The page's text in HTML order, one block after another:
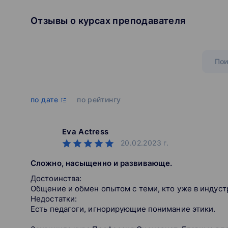
Отзывы о курсах преподавателя
по дате по рейтингу
Eva Actress
20.02.2023 г.
Сложно, насыщенно и развивающе.
Достоинства:
Общение и обмен опытом с теми, кто уже в
Недостатки:
Есть педагоги, игнорирующие понимание этики.